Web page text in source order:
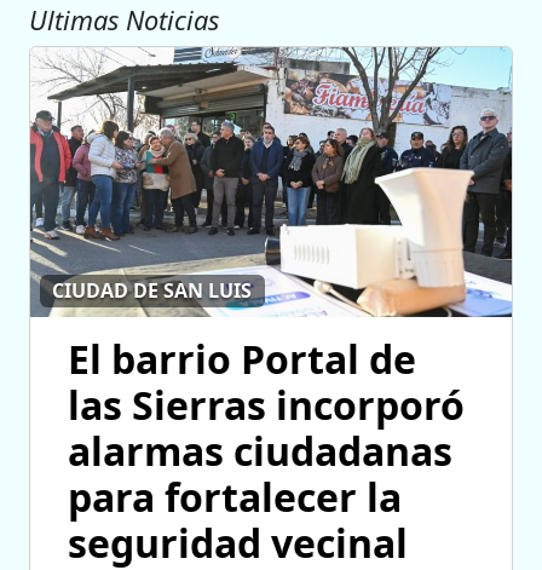
Ultimas Noticias
CIUDAD DE SAN LUIS
El barrio Portal de
las Sierras incorporó
alarmas ciudadanas
para fortalecer la
seguridad vecinal